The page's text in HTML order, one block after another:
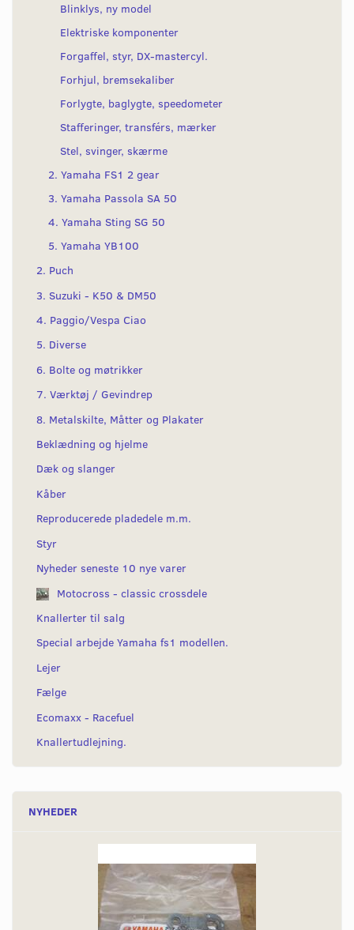
Blinklys, ny model
Elektriske komponenter
Forgaffel, styr, DX-mastercyl.
Forhjul, bremsekaliber
Forlygte, baglygte, speedometer
Stafferinger, transférs, mærker
Stel, svinger, skærme
2. Yamaha FS1 2 gear
3. Yamaha Passola SA 50
4. Yamaha Sting SG 50
5. Yamaha YB100
2. Puch
3. Suzuki - K50 & DM50
4. Paggio/Vespa Ciao
5. Diverse
6. Bolte og møtrikker
7. Værktøj / Gevindrep
8. Metalskilte, Måtter og Plakater
Beklædning og hjelme
Dæk og slanger
Kåber
Reproducerede pladedele m.m.
Styr
Nyheder seneste 10 nye varer
Motocross - classic crossdele
Knallerter til salg
Special arbejde Yamaha fs1 modellen.
Lejer
Fælge
Ecomaxx - Racefuel
Knallertudlejning.
NYHEDER